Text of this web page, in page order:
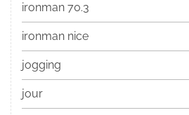
ironman 70.3
ironman nice
jogging
jour